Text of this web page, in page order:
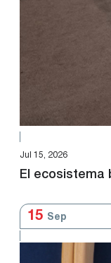
Jul 15, 2026
El ecosistema
15 Sep